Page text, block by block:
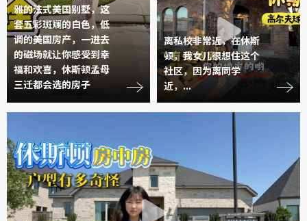
雅的法式美国别墅，这
套五彩斑斓的白色，低
调的美国房产，一进去
的磁场就让你感受到幸
福和欢喜，休斯顿孟母
三迁都会选的房子
离私校非常近，在休斯
顿，我女儿很想住这个
社区，因为离同学
近，...